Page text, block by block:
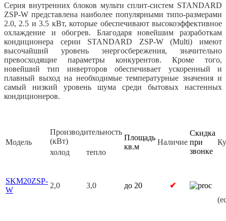
Серия внутренних блоков мульти сплит-систем STANDARD
ZSP-W представлена наиболее популярными типо-размерами
2.0, 2.5 и 3.5 кВт, которые обеспечивают высокоэффективное
охлаждение и обогрев. Благодаря новейшим разработкам
кондиционера серии STANDARD ZSP-W (Multi) имеют
высочайший уровень энергосбережения, значительно
превосходящие параметры конкурентов. Кроме того,
новейший тип инверторов обеспечивает ускоренный и
плавный выход на необходимые температурные значения и
самый низкий уровень шума среди бытовых настенных
кондиционеров.
Модель
Производительность
(кВт)
Площадь
кв.м
Наличие
Скидка
при
звонке
холод
тепло
SKM20ZSP-
W
2,0 3,0 до 20
✔